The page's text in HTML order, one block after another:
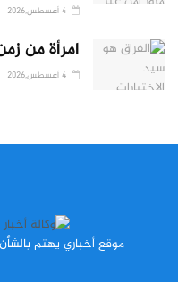
امرأة من
موقع أخباري يهتم